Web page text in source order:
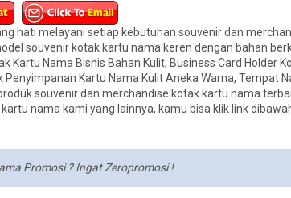
hati melayani setiap kebutuhan souvenir dan
souvenir kotak kartu nama keren dengan bahan
Kartu Nama Bisnis Bahan Kulit, Business Card Holder
Kartu Nama Kulit Aneka Warna, Tempat
souvenir dan merchandise kotak kartu nama
nama kami yang lainnya, kamu bisa klik link
Promosi ? Ingat Zeropromosi !